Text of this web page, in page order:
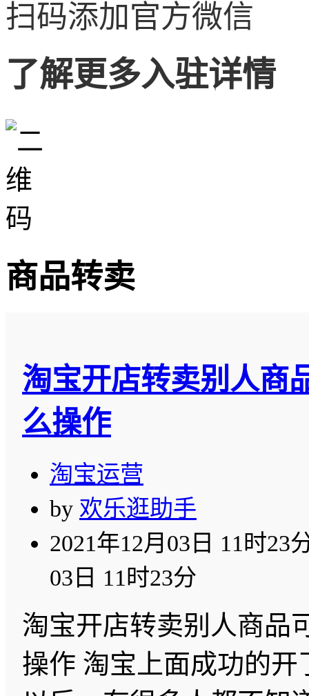
扫码添加官方微信
了解更多入驻详情
商品转卖
淘宝开店转卖别人商
么操作
淘宝运营
by 欢乐逛助手
2021年12月03日 11时23
03日 11时23分
淘宝开店转卖别人商品
操作 淘宝上面成功的开